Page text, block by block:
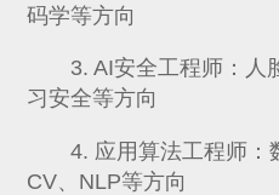
码学等方向
3. AI安全工程师：人
习安全等方向
4. 应用算法工程师：
CV、NLP等方向